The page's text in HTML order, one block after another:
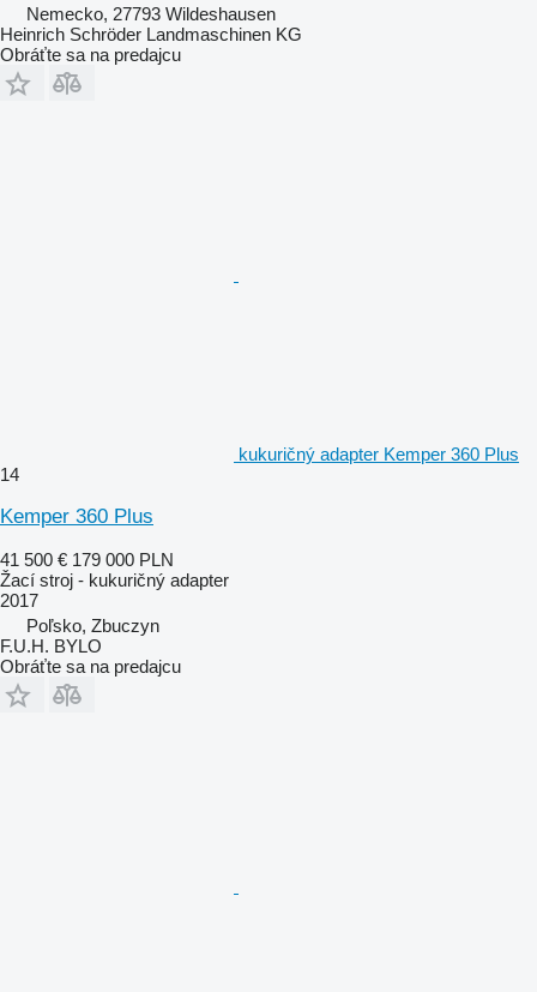
Nemecko, 27793 Wildeshausen
Heinrich Schröder Landmaschinen KG
Obráťte sa na predajcu
kukuričný adapter Kemper 360 Plus
14
Kemper 360 Plus
41 500 € 179 000 PLN
Žací stroj - kukuričný adapter
2017
Poľsko, Zbuczyn
F.U.H. BYLO
Obráťte sa na predajcu